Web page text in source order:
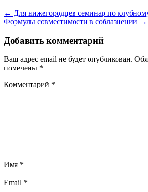
← Для нижегородцев семинар по
Формулы совместимости в соблазнении →
Добавить комментарий
Ваш адрес email не будет опубликован.
помечены *
Комментарий *
Имя *
Email *